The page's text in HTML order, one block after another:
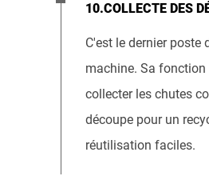
10.COLLECTE DES
C'est le dernier poste
machine. Sa fonction
collecter les chutes
découpe pour un
réutilisation faciles.